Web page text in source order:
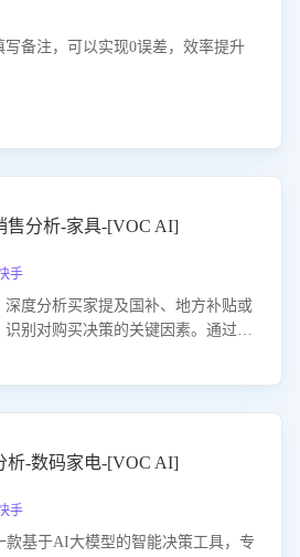
写备注，可以实现0误差，效率提升
售分析-家具-[VOC AI]
手
度分析买家提及国补、地方补贴或
识别对购买决策的关键因素。通过AI
补政策提升GMV。
析-数码家电-[VOC AI]
手
款基于AI大模型的智能决策工具，专